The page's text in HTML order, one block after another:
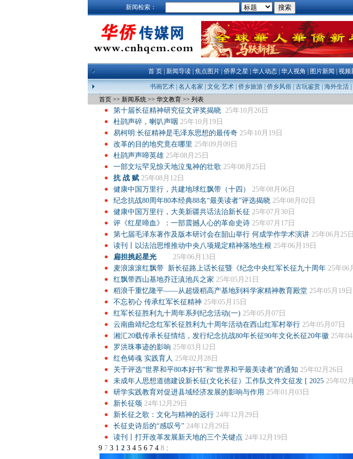
新闻检索：
首 页|新闻导读|焦点图片|侨界之星|华人动态|华人视角|图片新闻|视频
书画艺术 名人名家 文化·艺术 侨乡旅游 侨乡风俗 古玩鉴赏 海外生活
首页>> 新闻系统>> 华文教育>> 列表
第十届长征精神研究征文评奖揭晓 25年10月26日
杜鹃声碎，喇叭声咽 25年10月19日
易柯明:长征精神是毛泽东思想的最传奇 25年10月19日
改革的目的地究竟在哪里 25年09月09日
杜鹃声声啼英雄 25年08月25日
一部文坛罕见惊天地泣鬼神的壮歌 25年08月25日
抗 战 赋 25年08月12日
健康中国万里行，共建地球红飘带（十四）
25年08月06日
纪念抗战80周年80本经典88名“最美读者”评选揭晓 25年08月02日
健康中国万里行，大美新疆共话法治新长征 25年07月30日
评《红星啼血》：一部震撼人心的革命史诗 25年07月17日
第七届毛泽东著作及版本研讨会在韶山举行 何成学作学术演讲 25年06月25日
读刊丨以法治思维推动中央八项规定精神落地生根 25年06月19日
扁担挑起星光
25年06月13日
麦浪滚滚红飘带 新长征路上话长征暨《纪念中央红军长征九十周年 25年06
红飘带西山基地乔迁滇池兵之家 25年05月21日
稻浪千重忆隆平——从超级稻高产基地到科学家精神教育殿堂 25年05月19日
不忘初心 传承红军长征精神 25年05月15日
红军长征胜利九十周年系列纪念活动(一) 25年05月07日
云南曲靖纪念红军长征胜利九十周年活动在西山红军村举行 25年05月07日
湘汇20载传承长征情结，发行纪念抗战80年长征90年文化长征20年徽 25年
罗洪珠事迹的影响 25年03月12日
红色铸魂 实践育人 25年02月28日
关于评选“世界和平80本好书”和“世界和平最美读者”的通知 25年02月26日
未成年人思想道德建设新长征(文化长征）工作队文件文征发 [ 2025 25年02
研学实践教育对促进县域经济发展的影响与作用 25年01月03日
新长征颂 24年12月29日
新长征之歌：文化与精神的远行 24年12月29日
长征史诗后的“感叹号” 24年12月29日
读刊丨打开改革发展新天地的三个关键点 24年12月19日
9 7 3 1 2 3 4 5 6 7 4 8 :